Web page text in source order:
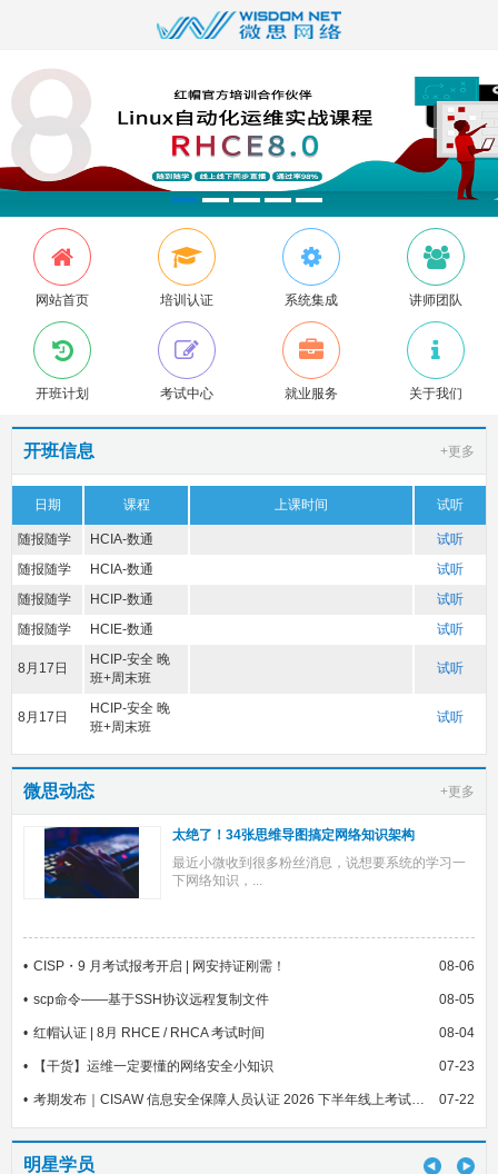
网站首页 培训认证 系统集成 讲师团队
开班计划 考试中心 就业服务 关于我们
开班信息 +更多
日期 课程 上课时间 试听
随报随学 HCIA-数通
试听
随报随学
HCIA-数通
试听
随报随学
HCIP-数通
试听
随报随学
HCIE-数通 试听
8月17日
HCIP-安全 晚
班+周末班
试听
8月17日
HCIP-安全 晚
班+周末班
试听
微思动态 +更多
太绝了！34张思维导图搞定网络知识架构
最近小微收到很多粉丝消息，说想要系统的学习一
下网络知识，...
CISP・9 月考试报考开启 | 网安持证刚需！ 08-06
scp命令——基于SSH协议远程复制文件 08-05
红帽认证 | 8月 RHCE / RHCA 考试时间 08-04
【干货】运维一定要懂的网络安全小知识 07-23
考期发布｜CISAW 信息安全保障人员认证 2026 下半年线上考试安排 07-22
明星学员